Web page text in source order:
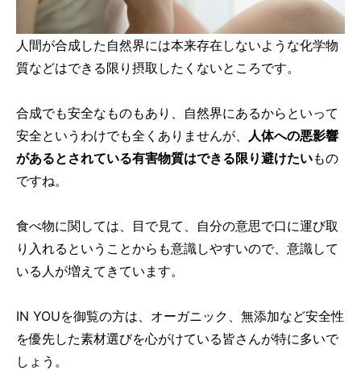
人間が合成した自然界には本来存在しないような化学物
質などはできる限り摂取したくないところです。
合成でも安全なものもあり、自然界にあるからといって
安全というわけでも全くありませんが、
人体への悪影響
があるとされている有害物質はできる限り避けたいもの
ですね。
食べ物に関しては、目で見て、自分の意思で口に運び取
り入れるということからも意識しやすいので、意識して
いる人が増えてきています。
IN YOUを御覧の方は、オーガニック、無添加など安全性
を優先した素材選びを心がけている皆さんが特に多いで
しょう。